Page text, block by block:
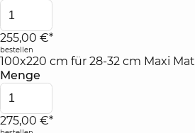
255,00 €*
bestellen
100x220 cm für 28-32 cm Maxi
Menge
275,00 €*